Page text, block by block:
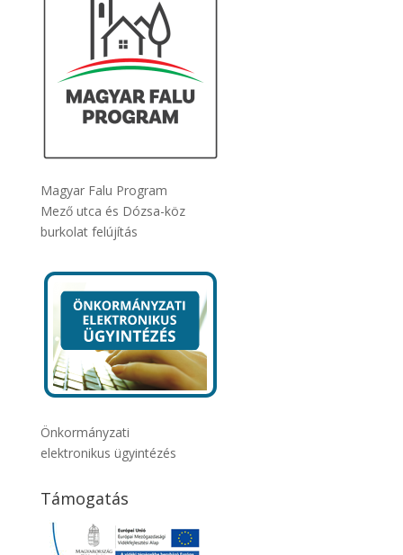
Magyar Falu Program
Mező utca és Dózsa-köz
burkolat felújítás
Önkormányzati
elektronikus ügyintézés
Támogatás